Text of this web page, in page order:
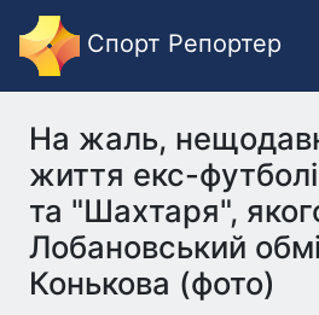
Спорт Репортер
На жаль,
життя екс-
та "Шахтаря",
Лобановський
Конькова (фото)